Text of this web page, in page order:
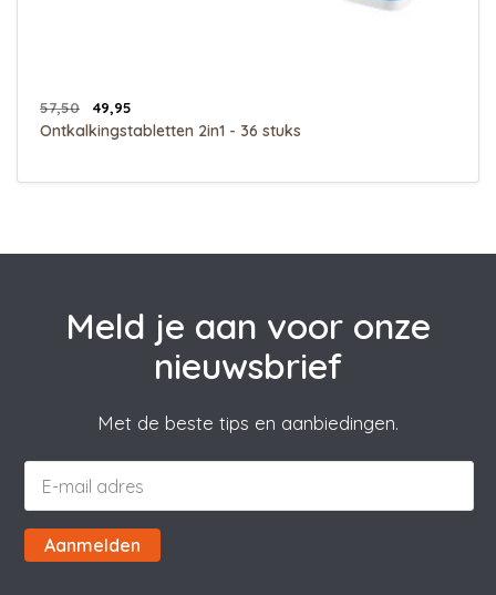
57,50 49,95
Ontkalkingstabletten 2in1 - 36 stuks
Meld je aan voor onze
nieuwsbrief
Met de beste tips en aanbiedingen.
Aanmelden